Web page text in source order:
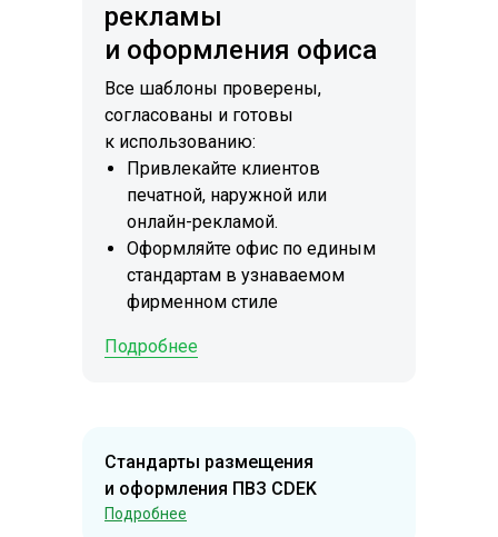
Все шаблоны проверены,
согласованы и готовы
к использованию:
Привлекайте клиентов
печатной, наружной или
онлайн-рекламой.
Оформляйте офис по единым
стандартам в узнаваемом
фирменном стиле
Подробнее
рекламы
и оформления офиса
Стандарты размещения
и оформления ПВЗ CDEK
Подробнее